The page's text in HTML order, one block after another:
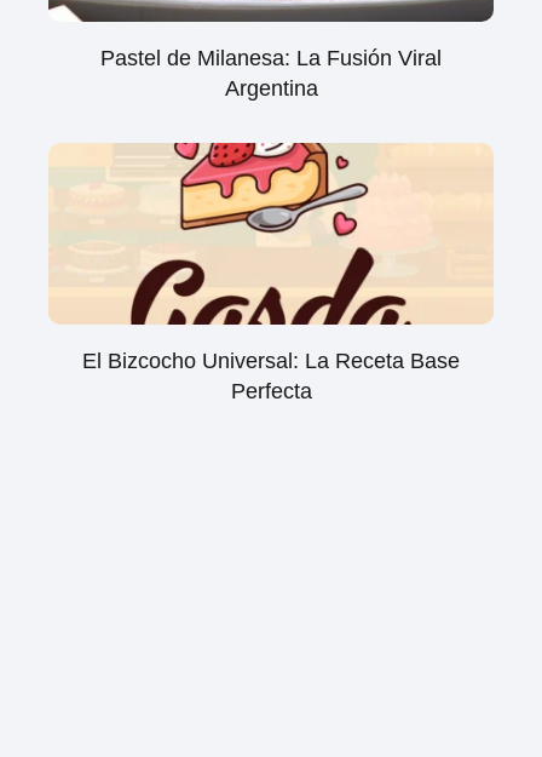
Pastel de Milanesa: La Fusión Viral
Argentina
El Bizcocho Universal: La Receta Base
Perfecta